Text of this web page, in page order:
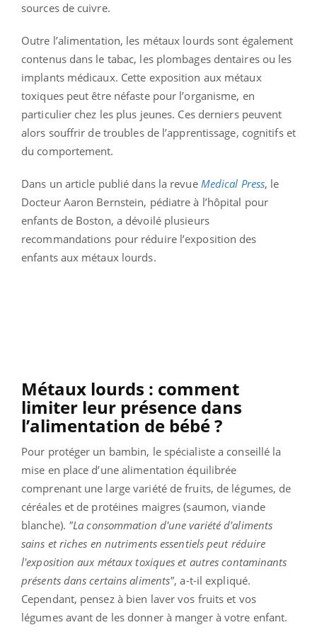
sources de cuivre.
Outre l’alimentation, les métaux lourds sont également
contenus dans le tabac, les plombages dentaires ou les
implants médicaux. Cette exposition aux métaux
toxiques peut être néfaste pour l’organisme, en
particulier chez les plus jeunes. Ces derniers peuvent
alors souffrir de troubles de l’apprentissage, cognitifs et
du comportement.
Dans un article publié dans la revue Medical Press, le
Docteur Aaron Bernstein, pédiatre à l’hôpital pour
enfants de Boston, a dévoilé plusieurs
recommandations pour réduire l’exposition des
enfants aux métaux lourds.
Métaux lourds : comment
limiter leur présence dans
l’alimentation de bébé ?
Pour protéger un bambin, le spécialiste a conseillé la
mise en place d’une alimentation équilibrée
comprenant une large variété de fruits, de légumes, de
céréales et de protéines maigres (saumon, viande
blanche). "La consommation d'une variété d'aliments
sains et riches en nutriments essentiels peut réduire
l'exposition aux métaux toxiques et autres contaminants
présents dans certains aliments", a-t-il expliqué.
Cependant, pensez à bien laver vos fruits et vos
légumes avant de les donner à manger à votre enfant.